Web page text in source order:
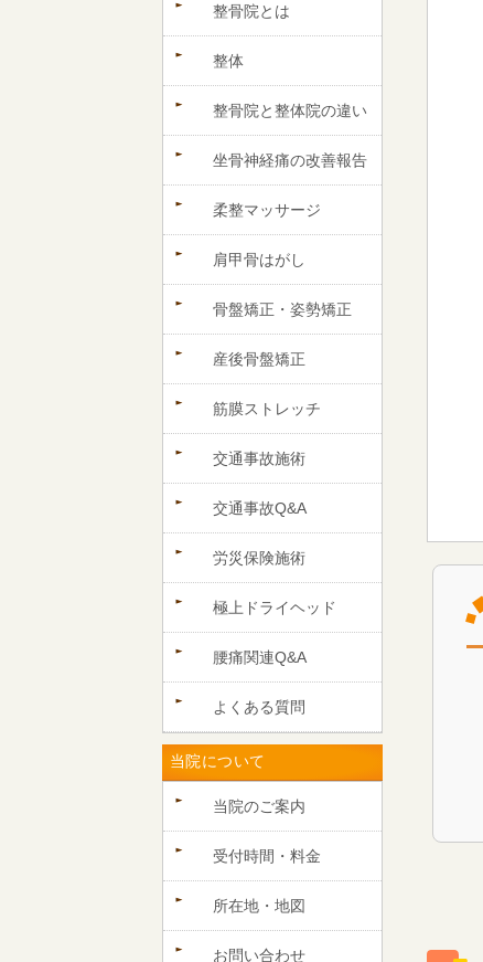
整骨院とは
整体
整骨院と整体院の違い
坐骨神経痛の改善報告
柔整マッサージ
肩甲骨はがし
骨盤矯正・姿勢矯正
産後骨盤矯正
筋膜ストレッチ
交通事故施術
交通事故Q&A
労災保険施術
極上ドライヘッド
腰痛関連Q&A
よくある質問
当院について
当院のご案内
受付時間・料金
所在地・地図
お問い合わせ